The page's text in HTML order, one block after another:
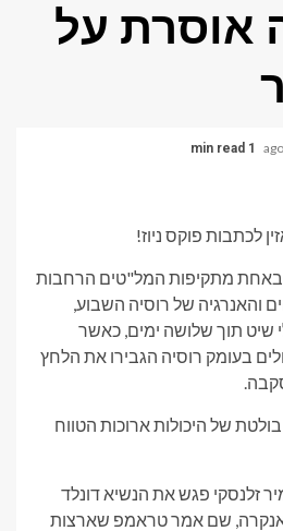
אוסרת על
1 min read
לכתבות פוקס ניוז!
מתקיפות המל"טים הרחבות
והאנרגיה של רוסיה השבוע,
לתקיפות על 21 כלי שיט תוך שלושה ימים, כאשר
בעומק רוסיה הגבירו את הלחץ
של היכולות ארוכות הטווח
זלנסקי פגש את הנשיא דונלד
שם אמר טראמפ שארצות